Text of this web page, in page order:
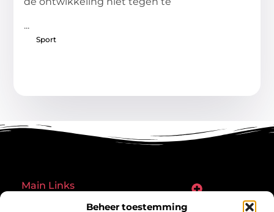
Beheer toestemming
...
Sport
Main Links